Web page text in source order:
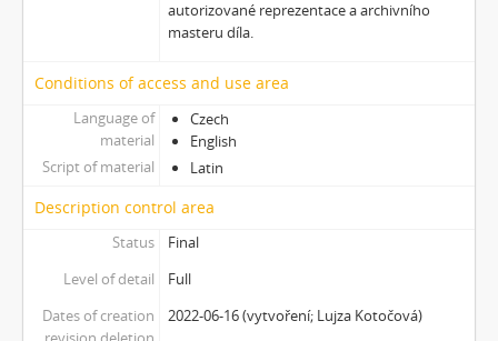
[Subseries] Bílá skála
[Subseries] Hortvs Winariencis Mayrav
[Subseries] Marienbad
[Subseries] Somnia Molitori / Miller’s visions
[Subseries] Na vrcholu / Zebín
[Subseries] Tvář
[Subseries] Kontrasty života
[Subseries] Cosmos – Křižíkova fontána
autorizované reprezentace a archivního
masteru díla.
Conditions of access and use area
Language of
material
Czech
English
Script of material
Latin
Description control area
Status
Final
Level of detail
Full
Dates of creation
2022-06-16 (vytvoření; Lujza Kotočová)